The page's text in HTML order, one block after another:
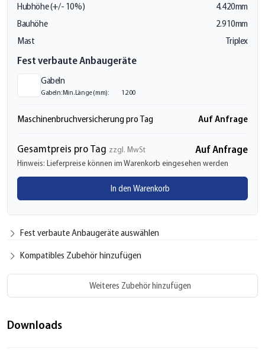
Hubhöhe (+/- 10%)
4.420mm
Bauhöhe
2.910mm
Mast
Triplex
Fest verbaute Anbaugeräte
Gabeln
Gabeln: Min. Länge (mm): 1.200
Maschinenbruchversicherung pro Tag Auf Anfrage
Gesamtpreis pro Tag zzgl. MwSt Auf Anfrage
Hinweis: Lieferpreise können im Warenkorb eingesehen werden
In den Warenkorb
Fest verbaute Anbaugeräte auswählen
Kompatibles Zubehör hinzufügen
Weiteres Zubehör hinzufügen
Downloads